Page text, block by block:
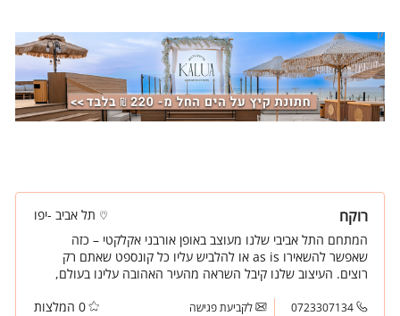
רוקח
תל אביב -יפו
המתחם התל אביבי שלנו מעוצב באופן אורבני אקלקטי – כזה
שאפשר להשאירו as is או להלביש עליו כל קונספט שאתם רק
רוצים. העיצוב שלנו קיבל השראה מהעיר האהובה עלינו בעולם,
0723307134 לקביעת פגישה 0 המלצות